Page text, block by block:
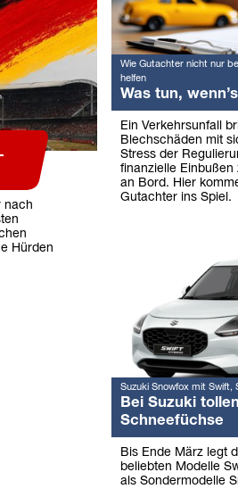
nach
Hürden
Wie Gutachter nicht nur
helfen
Was tun,
Ein Verkehrsunfall
Blechschäden mit
Stress der
finanzielle
an Bord. Hier
Gutachter ins Spiel.
Suzuki Snowfox mit Swift,
Bei Suzuki
Schneefüchse
Bis Ende März legt
beliebten Modelle
als Sondermodelle